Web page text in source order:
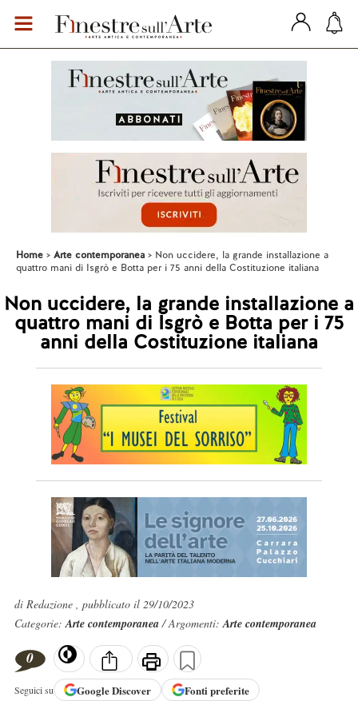
Home Arte contemporanea
Non uccidere, la grande installazione a
quattro mani di Isgrò e Botta per i 75 anni della Costituzione italiana
Non uccidere, la grande installazione a
quattro mani di Isgrò e Botta per i 75
anni della Costituzione italiana
di Redazione , pubblicato il 29/10/2023
Categorie:Arte contemporanea/ Argomenti:Arte contemporanea
0
Seguici su GoogleDiscover Fonti preferite